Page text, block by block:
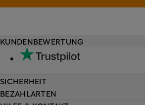
KUNDENBEWERTUNG
SICHERHEIT
BEZAHLARTEN